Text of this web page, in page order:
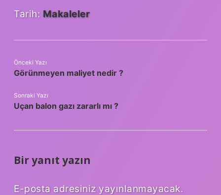
Tarih: Makaleler
Önceki Yazı
Görünmeyen maliyet nedir ?
Sonraki Yazı
Uçan balon gazı zararlı mı ?
Bir yanıt yazın
E-posta adresiniz yayınlanmayacak.